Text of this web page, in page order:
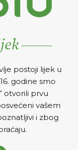
postoji lijek u
godine smo
otvorili prvu
vašem
i zbog